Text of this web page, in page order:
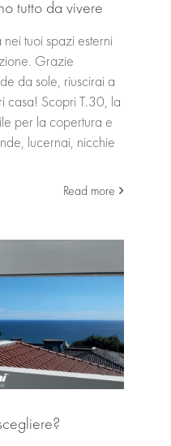
tutto da vivere
nei tuoi spazi esterni
Grazie
da sole, riuscirai a
casa! Scopri T.30, la
per la copertura e
lucernai, nicchie
Read more